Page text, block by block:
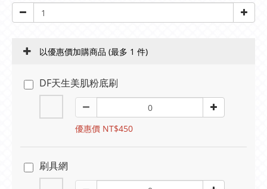
以優惠價加購商品 (最多 1 件)
DF天生美肌粉底刷
優惠價 NT$450
刷具網